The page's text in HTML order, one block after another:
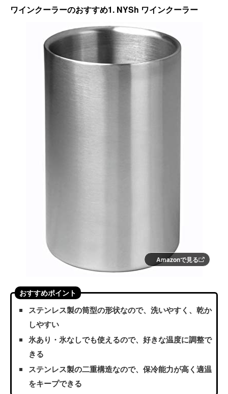
ワインクーラーのおすすめ1. NYSh ワインクーラー
Amazonで見る
おすすめポイント
ステンレス製の筒型の形状なので、洗いやすく、乾か
しやすい
氷あり・氷なしでも使えるので、好きな温度に調整で
きる
ステンレス製の二重構造なので、保冷能力が高く適温
をキープできる